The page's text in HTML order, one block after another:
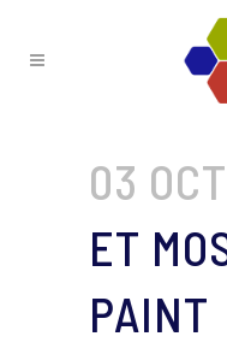
03 OCT
ET
PAINT